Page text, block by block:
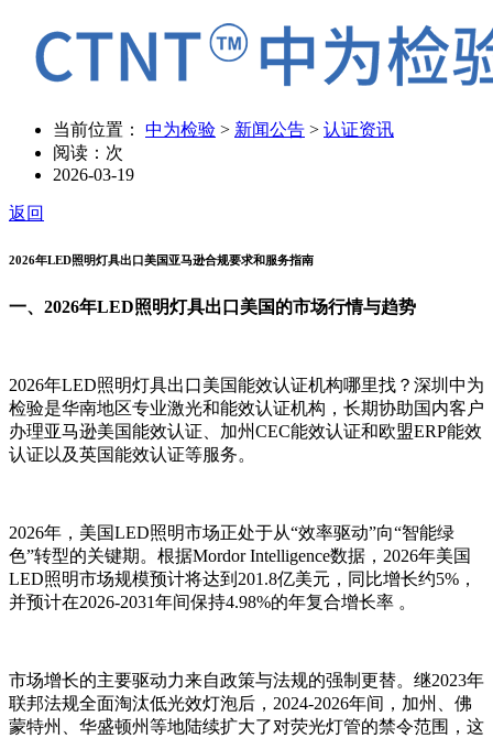
当前位置： 中为检验 > 新闻公告 > 认证资讯
阅读： 次
2026-03-19
返回
2026年LED照明灯具出口美国亚马逊合规要求和服务指南
一、2026年LED照明灯具出口美国的市场行情与趋势
2026年LED照明灯具出口美国能效认证机构哪里找？深圳中为
检验是华南地区专业激光和能效认证机构，长期协助国内客户
办理亚马逊美国能效认证、加州CEC能效认证和欧盟ERP能效
认证以及英国能效认证等服务。
2026年，美国LED照明市场正处于从“效率驱动”向“智能绿
色”转型的关键期。根据Mordor Intelligence数据，2026年美国
LED照明市场规模预计将达到201.8亿美元，同比增长约5%，
并预计在2026-2031年间保持4.98%的年复合增长率 。
市场增长的主要驱动力来自政策与法规的强制更替。继2023年
联邦法规全面淘汰低光效灯泡后，2024-2026年间，加州、佛
蒙特州、华盛顿州等地陆续扩大了对荧光灯管的禁令范围，这